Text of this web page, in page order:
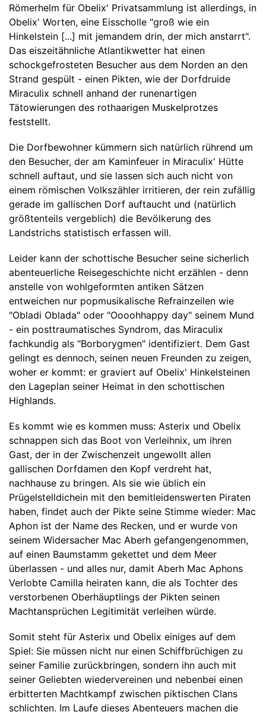
Römerhelm für Obelix' Privatsammlung ist allerdings, in
Obelix' Worten, eine Eisscholle "groß wie ein
Hinkelstein [...] mit jemandem drin, der mich anstarrt".
Das eiszeitähnliche Atlantikwetter hat einen
schockgefrosteten Besucher aus dem Norden an den
Strand gespült - einen Pikten, wie der Dorfdruide
Miraculix schnell anhand der runenartigen
Tätowierungen des rothaarigen Muskelprotzes
feststellt.
Die Dorfbewohner kümmern sich natürlich rührend um
den Besucher, der am Kaminfeuer in Miraculix' Hütte
schnell auftaut, und sie lassen sich auch nicht von
einem römischen Volkszähler irritieren, der rein zufällig
gerade im gallischen Dorf auftaucht und (natürlich
größtenteils vergeblich) die Bevölkerung des
Landstrichs statistisch erfassen will.
Leider kann der schottische Besucher seine sicherlich
abenteuerliche Reisegeschichte nicht erzählen - denn
anstelle von wohlgeformten antiken Sätzen
entweichen nur popmusikalische Refrainzeilen wie
"Obladi Oblada" oder "Oooohhappy day" seinem Mund
- ein posttraumatisches Syndrom, das Miraculix
fachkundig als "Borborygmen" identifiziert. Dem Gast
gelingt es dennoch, seinen neuen Freunden zu zeigen,
woher er kommt: er graviert auf Obelix' Hinkelsteinen
den Lageplan seiner Heimat in den schottischen
Highlands.
Es kommt wie es kommen muss: Asterix und Obelix
schnappen sich das Boot von Verleihnix, um ihren
Gast, der in der Zwischenzeit ungewollt allen
gallischen Dorfdamen den Kopf verdreht hat,
nachhause zu bringen. Als sie wie üblich ein
Prügelstelldichein mit den bemitleidenswerten Piraten
haben, findet auch der Pikte seine Stimme wieder: Mac
Aphon ist der Name des Recken, und er wurde von
seinem Widersacher Mac Aberh gefangengenommen,
auf einen Baumstamm gekettet und dem Meer
überlassen - und alles nur, damit Aberh Mac Aphons
Verlobte Camilla heiraten kann, die als Tochter des
verstorbenen Oberhäuptlings der Pikten seinen
Machtansprüchen Legitimität verleihen würde.
Somit steht für Asterix und Obelix einiges auf dem
Spiel: Sie müssen nicht nur einen Schiffbrüchigen zu
seiner Familie zurückbringen, sondern ihn auch mit
seiner Geliebten wiedervereinen und nebenbei einen
erbitterten Machtkampf zwischen piktischen Clans
schlichten. Im Laufe dieses Abenteuers machen die